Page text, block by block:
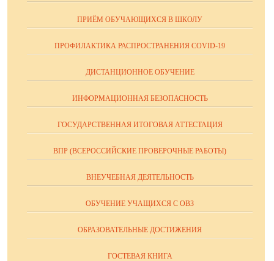
ПРИЁМ ОБУЧАЮЩИХСЯ В ШКОЛУ
ПРОФИЛАКТИКА РАСПРОСТРАНЕНИЯ COVID-19
ДИСТАНЦИОННОЕ ОБУЧЕНИЕ
ИНФОРМАЦИОННАЯ БЕЗОПАСНОСТЬ
ГОСУДАРСТВЕННАЯ ИТОГОВАЯ АТТЕСТАЦИЯ
ВПР (ВСЕРОССИЙСКИЕ ПРОВЕРОЧНЫЕ РАБОТЫ)
ВНЕУЧЕБНАЯ ДЕЯТЕЛЬНОСТЬ
ОБУЧЕНИЕ УЧАЩИХСЯ С ОВЗ
ОБРАЗОВАТЕЛЬНЫЕ ДОСТИЖЕНИЯ
ГОСТЕВАЯ КНИГА